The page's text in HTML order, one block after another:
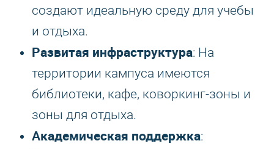
создают идеальную среду для учебы
и отдыха.
Развитая инфраструктура: На
территории кампуса имеются
библиотеки, кафе, коворкинг-зоны и
зоны для отдыха.
Академическая поддержка: